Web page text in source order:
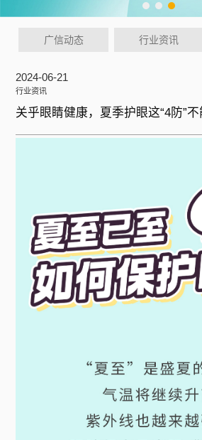
广信动态 行业资讯
2024-06-21
行业资讯
关乎眼睛健康，夏季护眼这“4防”